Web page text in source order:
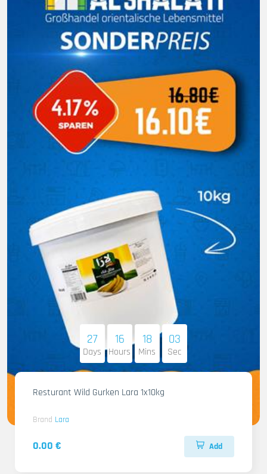
27
Days
16
Hours
18
Mins
01
Sec
Resturant Wild Gurken Lara 1x10kg
Brand Lara
0.00 € Add